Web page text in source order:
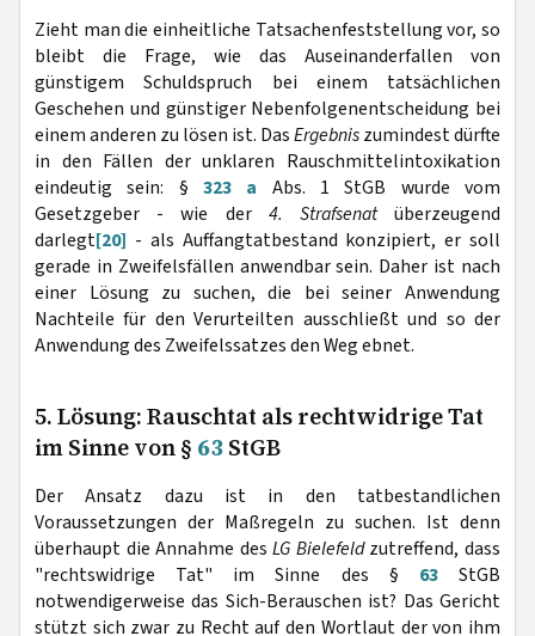
Zieht man die einheitliche Tatsachenfeststellung vor, so
bleibt die Frage, wie das Auseinanderfallen von
günstigem Schuldspruch bei einem tatsächlichen
Geschehen und günstiger Nebenfolgenentscheidung bei
einem anderen zu lösen ist. DasErgebniszumindest dürfte
in den Fällen der unklaren Rauschmittelintoxikation
eindeutig sein: § 323 a Abs. 1 StGB wurde vom
Gesetzgeber - wie der 4. Strafsenatüberzeugend
darlegt[20] - als Auffangtatbestand konzipiert, er soll
gerade in Zweifelsfällen anwendbar sein. Daher ist nach
einer Lösung zu suchen, die bei seiner Anwendung
Nachteile für den Verurteilten ausschließt und so der
Anwendung des Zweifelssatzes den Weg ebnet.
5. Lösung: Rauschtat als rechtwidrige Tat
im Sinne von § 63 StGB
Der Ansatz dazu ist in den tatbestandlichen
Voraussetzungen der Maßregeln zu suchen. Ist denn
überhaupt die Annahme desLG Bielefeldzutreffend, dass
"rechtswidrige Tat" im Sinne des § 63StGB
notwendigerweise das Sich-Berauschen ist? Das Gericht
stützt sich zwar zu Recht auf den Wortlaut der von ihm